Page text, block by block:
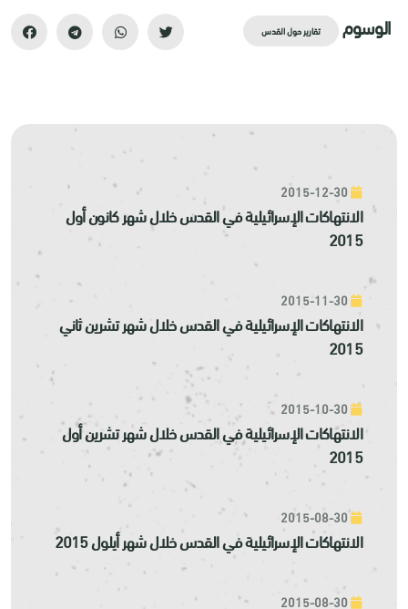
الوسوم تقارير حول القدس
الانتهاكات الإسرائيلية في القدس خلال شهر كانون أول
2015
الانتهاكات الإسرائيلية في القدس خلال شهر تشرين ثاني
2015
الانتهاكات الإسرائيلية في القدس خلال شهر تشرين أول
2015
2015-08-30
الانتهاكات الإسرائيلية في القدس خلال شهر أيلول 2015